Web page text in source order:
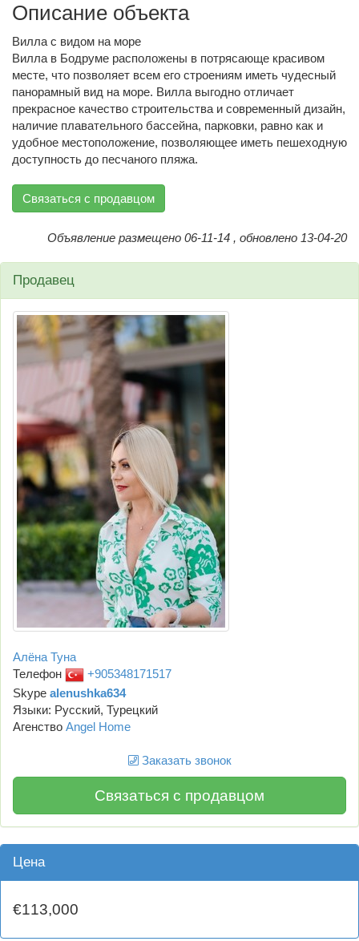
Описание объекта
Вилла с видом на море
Вилла в Бодруме расположены в потрясающе красивом
месте, что позволяет всем его строениям иметь чудесный
панорамный вид на море. Вилла выгодно отличает
прекрасное качество строительства и современный дизайн,
наличие плавательного бассейна, парковки, равно как и
удобное местоположение, позволяющее иметь пешеходную
доступность до песчаного пляжа.
Связаться с продавцом
Объявление размещено 06-11-14 , обновлено 13-04-20
Продавец
Алёна Туна
Телефон
+905348171517
Skype alenushka634
Языки: Русский, Турецкий
Агенство Angel Home
Заказать звонок
Связаться с продавцом
Цена
€113,000